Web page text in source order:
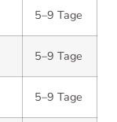
5–9 Tage
5–9 Tage
5–9 Tage